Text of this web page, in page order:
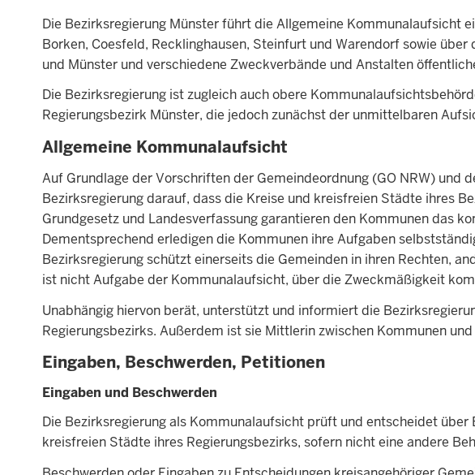
Die Bezirksregierung Münster führt die Allgemeine Kommunalaufsicht
Borken, Coesfeld, Recklinghausen, Steinfurt und Warendorf sowie
und Münster und verschiedene Zweckverbände und Anstalten
Die Bezirksregierung ist zugleich auch obere
Regierungsbezirk Münster, die jedoch zunächst der unmittelbaren
Allgemeine Kommunalaufsicht
Auf Grundlage der Vorschriften der Gemeindeordnung (GO NRW) und
Bezirksregierung darauf, dass die Kreise und kreisfreien Städte ihres
Grundgesetz und Landesverfassung garantieren den Kommunen das
Dementsprechend erledigen die Kommunen ihre Aufgaben
Bezirksregierung schützt einerseits die Gemeinden in ihren Rechten,
ist nicht Aufgabe der Kommunalaufsicht, über die Zweckmäßigkeit
Unabhängig hiervon berät, unterstützt und informiert die
Regierungsbezirks. Außerdem ist sie Mittlerin zwischen Kommunen
Eingaben, Beschwerden, Petitionen
Eingaben und Beschwerden
Die Bezirksregierung als Kommunalaufsicht prüft und entscheidet über
kreisfreien Städte ihres Regierungsbezirks, sofern nicht eine andere